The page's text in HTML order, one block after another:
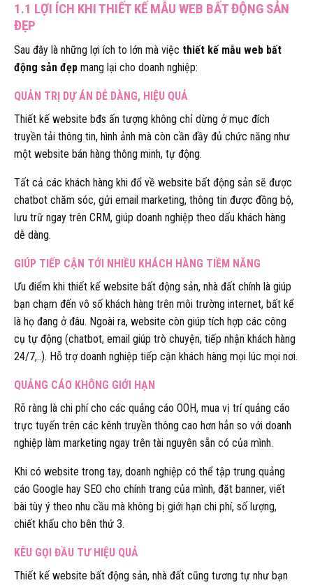
1.1 LỢI ÍCH KHI THIẾT KẾ MẪU WEB BẤT ĐỘNG SẢN
ĐẸP
Sau đây là những lợi ích to lớn mà việc thiết kế mẫu web bất
động sản đẹp mang lại cho doanh nghiệp:
QUẢN TRỊ DỰ ÁN DỄ DÀNG, HIỆU QUẢ
Thiết kế website bđs ấn tượng không chỉ dừng ở mục đích
truyền tải thông tin, hình ảnh mà còn cần đầy đủ chức năng như
một website bán hàng thông minh, tự động.
Tất cả các khách hàng khi đổ về website bất động sản sẽ được
chatbot chăm sóc, gửi email marketing, thông tin được đồng bộ,
lưu trữ ngay trên CRM, giúp doanh nghiệp theo dấu khách hàng
dễ dàng.
GIÚP TIẾP CẬN TỚI NHIỀU KHÁCH HÀNG TIỀM NĂNG
Ưu điểm khi thiết kế website bất động sản, nhà đất chính là giúp
bạn chạm đến vô số khách hàng trên môi trường internet, bất kể
là họ đang ở đâu. Ngoài ra, website còn giúp tích hợp các công
cụ tự động (chatbot, email giúp trò chuyện, tiếp nhận khách hàng
24/7,..). Hỗ trợ doanh nghiệp tiếp cận khách hàng mọi lúc mọi nơi.
QUẢNG CÁO KHÔNG GIỚI HẠN
Rõ ràng là chi phí cho các quảng cáo OOH, mua vị trí quảng cáo
trực tuyến trên các kênh truyền thông cao hơn hẳn so với doanh
nghiệp làm marketing ngay trên tài nguyên sẵn có của mình.
Khi có website trong tay, doanh nghiệp có thể tập trung quảng
cáo Google hay SEO cho chính trang của mình, đặt banner, viết
bài tùy ý theo nhu cầu mà không bị giới hạn chi phí, số lượng,
chiết khấu cho bên thứ 3.
KÊU GỌI ĐẦU TƯ HIỆU QUẢ
Thiết kế website bất động sản, nhà đất cũng tương tự như bạn